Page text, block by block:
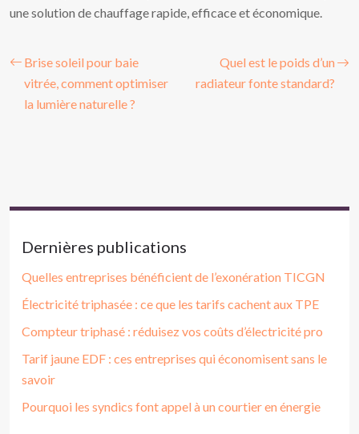
une solution de chauffage rapide, efficace et économique.
Brise soleil pour baie
vitrée, comment optimiser
la lumière naturelle ?
Quel est le poids d’un
radiateur fonte standard?
Dernières publications
Quelles entreprises bénéficient de l’exonération TICGN
Électricité triphasée : ce que les tarifs cachent aux TPE
Compteur triphasé : réduisez vos coûts d’électricité pro
Tarif jaune EDF : ces entreprises qui économisent sans le
savoir
Pourquoi les syndics font appel à un courtier en énergie